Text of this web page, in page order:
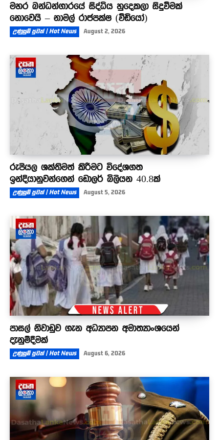
මහර බන්ධන්ගාරයේ සිද්ධිය හුදෙකලා සිදුවීමක්
නොවෙයි – නාමල් රාජපක්ෂ (වීඩියෝ)
උණුසුම් පුවත් | Hot News August 2, 2026
රුපියල ශක්තිමත් කිරීමට විදේශගත
ඉන්දියානුවන්ගෙන් ඩොලර් බිලියන 40.8ක්
උණුසුම් පුවත් | Hot News August 5, 2026
පාසල් නිවාඩුව ගැන අධ්‍යාපන අමාත්‍යාංශයෙන්
දැනුම්දීමක්
උණුසුම් පුවත් | Hot News August 6, 2026